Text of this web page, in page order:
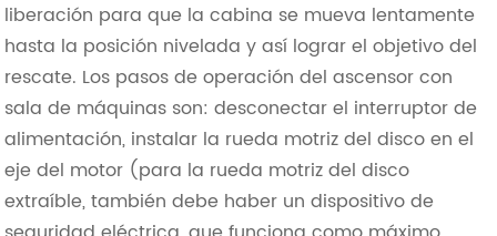
liberación para que la cabina se mueva lentamente
hasta la posición nivelada y así lograr el objetivo del
rescate. Los pasos de operación del ascensor con
sala de máquinas son: desconectar el interruptor de
alimentación, instalar la rueda motriz del disco en el
eje del motor (para la rueda motriz del disco
extraíble, también debe haber un dispositivo de